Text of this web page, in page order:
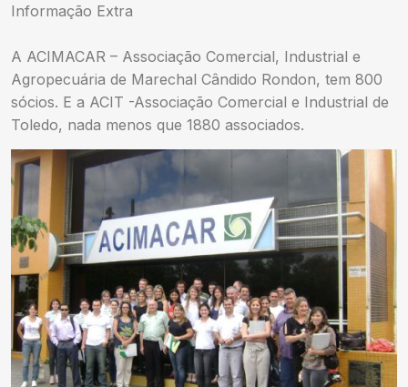
Informação Extra
A ACIMACAR – Associação Comercial, Industrial e
Agropecuária de Marechal Cândido Rondon, tem 800
sócios. E a ACIT -Associação Comercial e Industrial de
Toledo, nada menos que 1880 associados.